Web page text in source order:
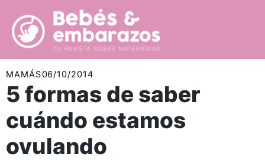
contenido
MAMÁS06/10/2014
5 formas de saber
cuándo estamos
ovulando